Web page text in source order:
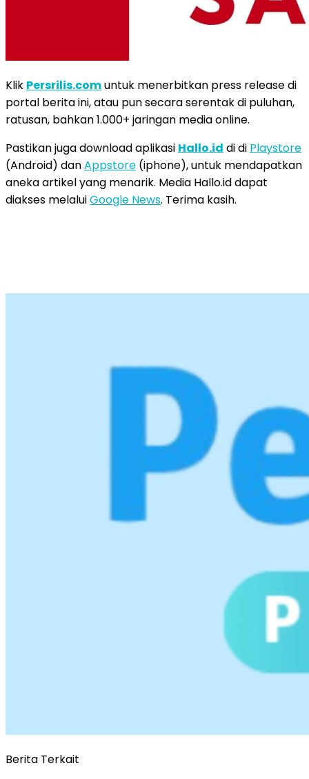
Klik Persrilis.comuntuk menerbitkan press release di
portal berita ini, atau pun secara serentak di puluhan,
ratusan, bahkan 1.000+ jaringan media online.
Pastikan juga download aplikasi Hallo.id di di Playstore
(Android) danAppstore (iphone), untuk mendapatkan
aneka artikel yang menarik. Media Hallo.id dapat
diakses melaluiGoogle News. Terima kasih.
Berita Terkait